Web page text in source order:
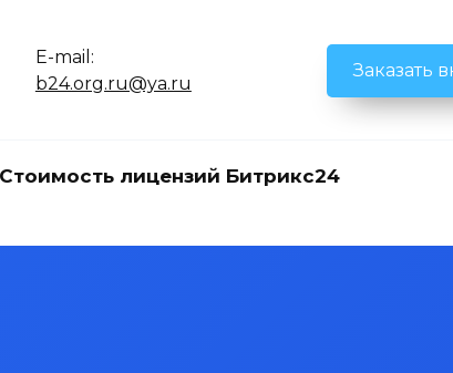
E-mail:
b24.org.ru@ya.ru
Заказать
Стоимость лицензий Битрикс24